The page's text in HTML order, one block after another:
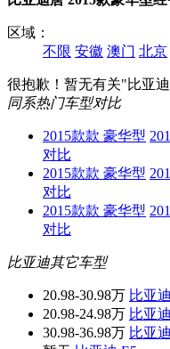
区域：
不限 安徽 澳门 北京
很抱歉！暂无有关"比亚
同系热门车型对比
2015款款 豪华型
对比
2015款款 豪华型
对比
2015款款 豪华型
对比
比亚迪其它车型
20.98-30.98万 比亚
20.98-24.98万 比亚
30.98-36.98万 比亚